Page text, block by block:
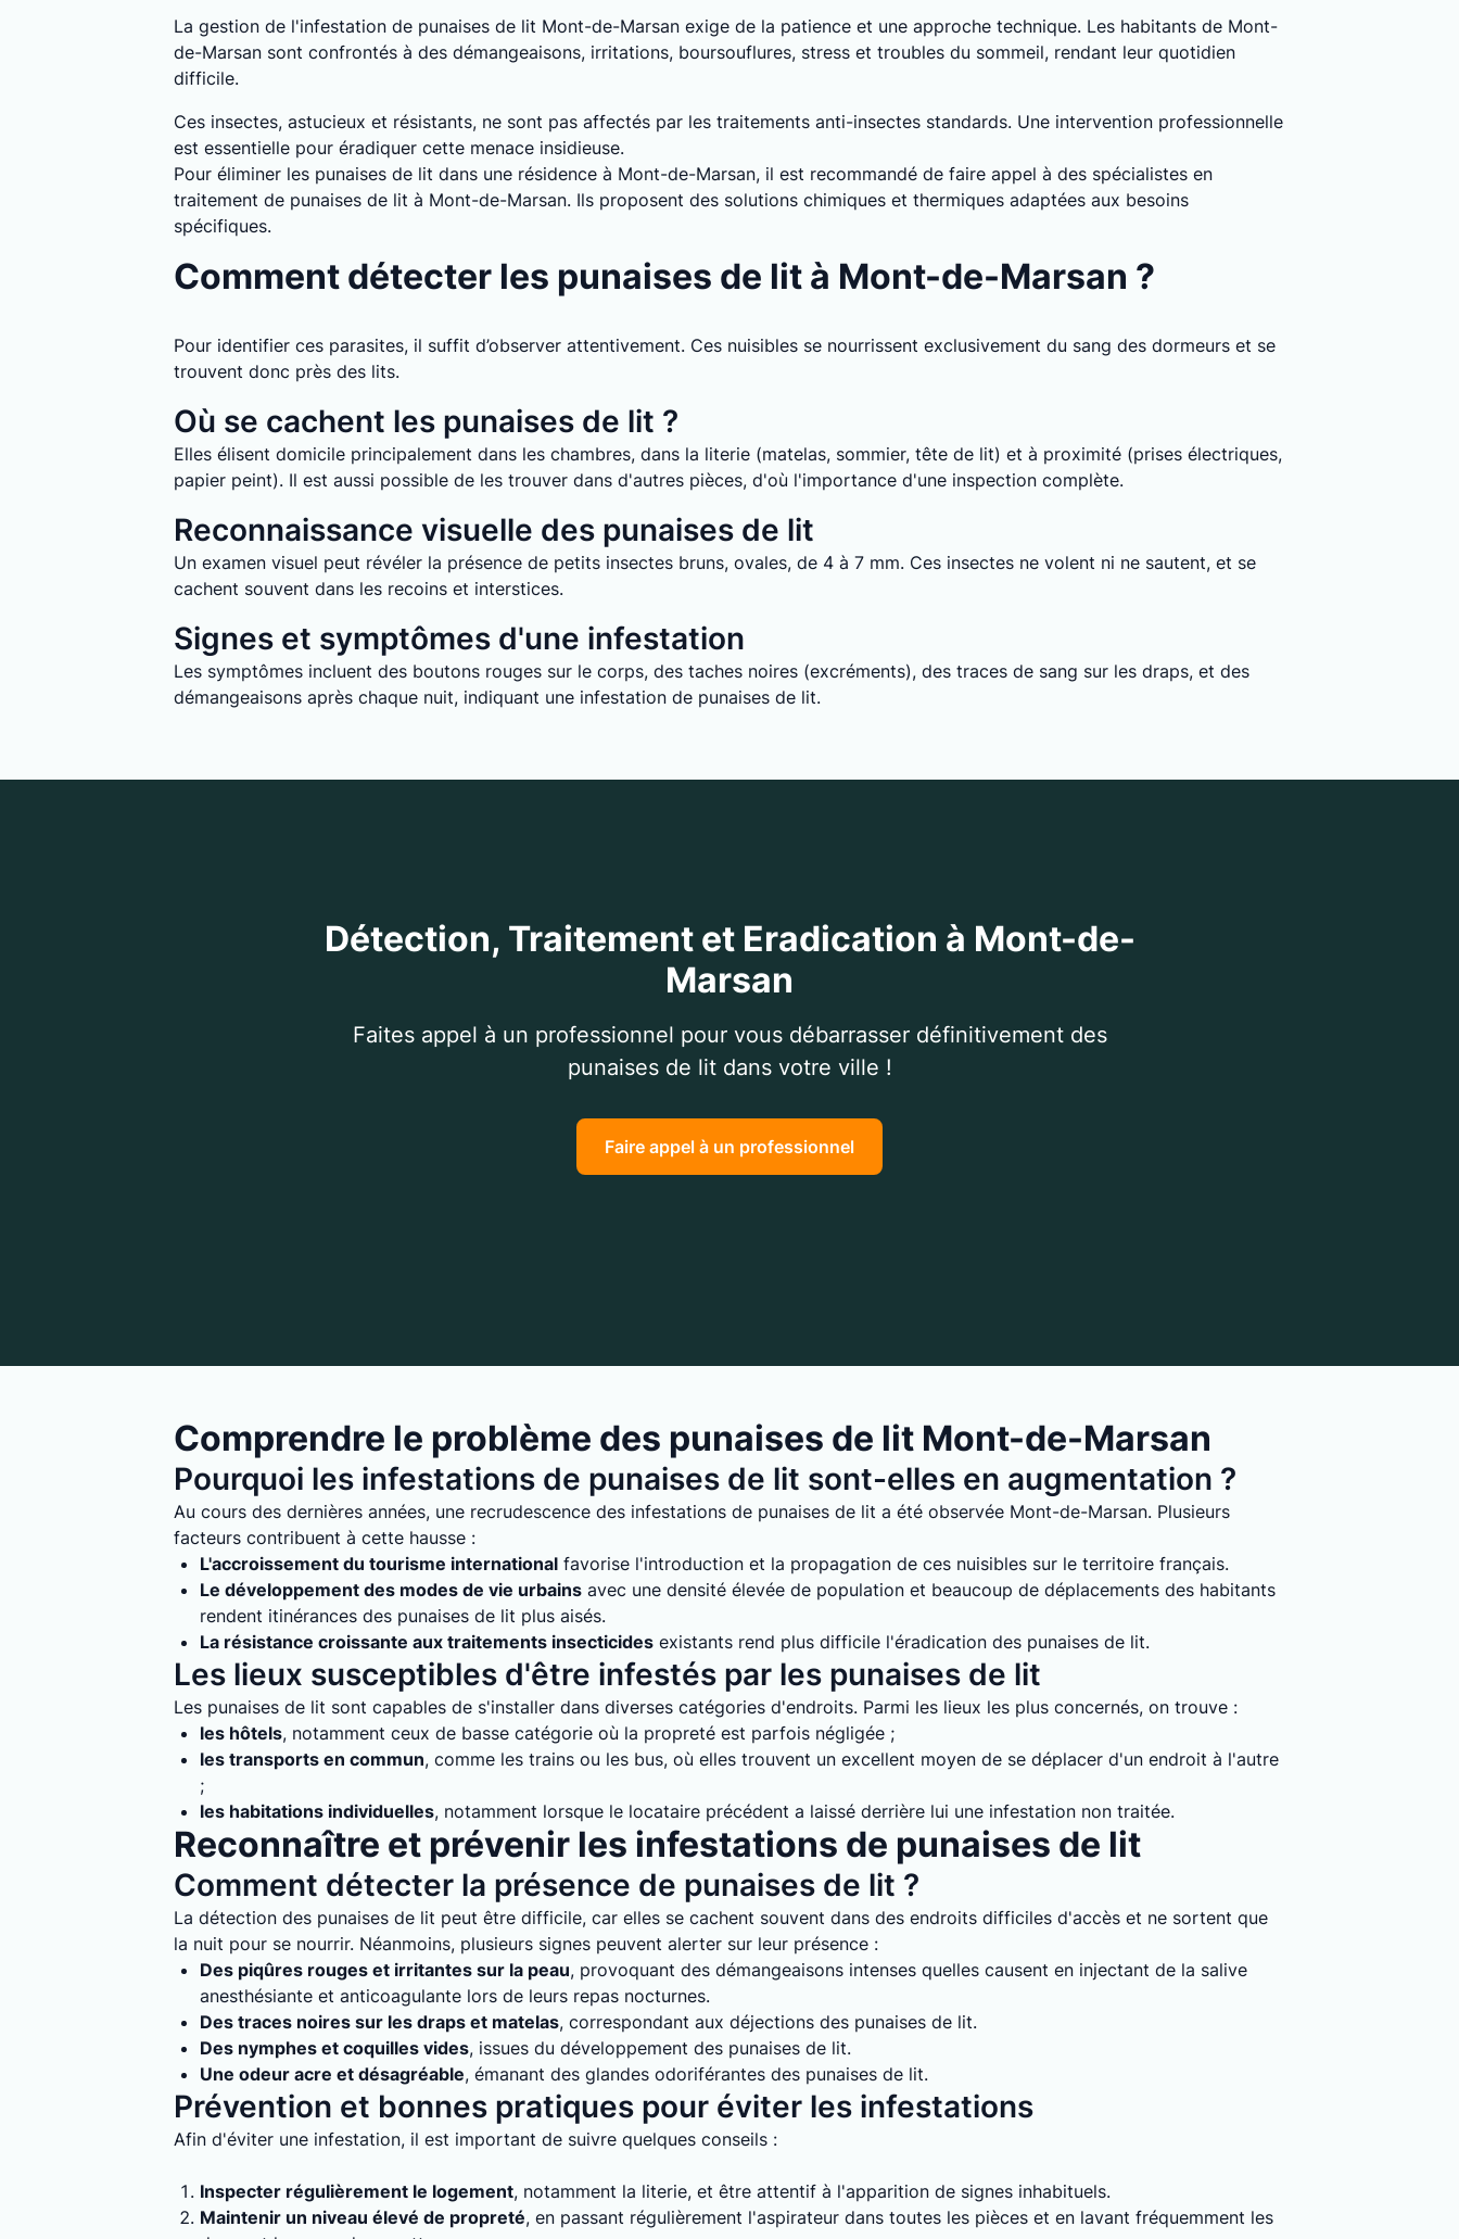
La gestion de l'infestation de punaises de lit Mont-de-Marsan exige de la patience et une approche technique. Les habitants de Mont-
de-Marsan sont confrontés à des démangeaisons, irritations, boursouflures, stress et troubles du sommeil, rendant leur quotidien
difficile.
Ces insectes, astucieux et résistants, ne sont pas affectés par les traitements anti-insectes standards. Une intervention professionnelle
est essentielle pour éradiquer cette menace insidieuse.
Pour éliminer les punaises de lit dans une résidence à Mont-de-Marsan, il est recommandé de faire appel à des spécialistes en
traitement de punaises de lit à Mont-de-Marsan. Ils proposent des solutions chimiques et thermiques adaptées aux besoins
spécifiques.
Comment détecter les punaises de lit à Mont-de-Marsan ?
Pour identifier ces parasites, il suffit d’observer attentivement. Ces nuisibles se nourrissent exclusivement du sang des dormeurs et se
trouvent donc près des lits.
Où se cachent les punaises de lit ?
Elles élisent domicile principalement dans les chambres, dans la literie (matelas, sommier, tête de lit) et à proximité (prises électriques,
papier peint). Il est aussi possible de les trouver dans d'autres pièces, d'où l'importance d'une inspection complète.
Reconnaissance visuelle des punaises de lit
Un examen visuel peut révéler la présence de petits insectes bruns, ovales, de 4 à 7 mm. Ces insectes ne volent ni ne sautent, et se
cachent souvent dans les recoins et interstices.
Signes et symptômes d'une infestation
Les symptômes incluent des boutons rouges sur le corps, des taches noires (excréments), des traces de sang sur les draps, et des
démangeaisons après chaque nuit, indiquant une infestation de punaises de lit.
Détection, Traitement et Eradication à Mont-de-
Marsan
Faites appel à un professionnel pour vous débarrasser définitivement des
punaises de lit dans votre ville !
Faire appel à un professionnel
Comprendre le problème des punaises de lit Mont-de-Marsan
Pourquoi les infestations de punaises de lit sont-elles en augmentation ?
Au cours des dernières années, une recrudescence des infestations de punaises de lit a été observée Mont-de-Marsan. Plusieurs
facteurs contribuent à cette hausse :
L'accroissement du tourisme international favorise l'introduction et la propagation de ces nuisibles sur le territoire français.
Le développement des modes de vie urbains avec une densité élevée de population et beaucoup de déplacements des habitants
rendent itinérances des punaises de lit plus aisés.
La résistance croissante aux traitements insecticides existants rend plus difficile l'éradication des punaises de lit.
Les lieux susceptibles d'être infestés par les punaises de lit
Les punaises de lit sont capables de s'installer dans diverses catégories d'endroits. Parmi les lieux les plus concernés, on trouve :
les hôtels, notamment ceux de basse catégorie où la propreté est parfois négligée ;
les transports en commun, comme les trains ou les bus, où elles trouvent un excellent moyen de se déplacer d'un endroit à l'autre
;
les habitations individuelles, notamment lorsque le locataire précédent a laissé derrière lui une infestation non traitée.
Reconnaître et prévenir les infestations de punaises de lit
Comment détecter la présence de punaises de lit ?
La détection des punaises de lit peut être difficile, car elles se cachent souvent dans des endroits difficiles d'accès et ne sortent que
la nuit pour se nourrir. Néanmoins, plusieurs signes peuvent alerter sur leur présence :
Des piqûres rouges et irritantes sur la peau, provoquant des démangeaisons intenses quelles causent en injectant de la salive
anesthésiante et anticoagulante lors de leurs repas nocturnes.
Des traces noires sur les draps et matelas, correspondant aux déjections des punaises de lit.
Des nymphes et coquilles vides, issues du développement des punaises de lit.
Une odeur acre et désagréable, émanant des glandes odoriférantes des punaises de lit.
Prévention et bonnes pratiques pour éviter les infestations
Afin d'éviter une infestation, il est important de suivre quelques conseils :
Inspecter régulièrement le logement, notamment la literie, et être attentif à l'apparition de signes inhabituels.
Maintenir un niveau élevé de propreté, en passant régulièrement l'aspirateur dans toutes les pièces et en lavant fréquemment les